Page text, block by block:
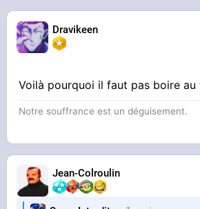
Dravikeen
Voilà pourquoi il faut pas boire au
Notre souffrance est un déguisement.
Jean-Colroulin